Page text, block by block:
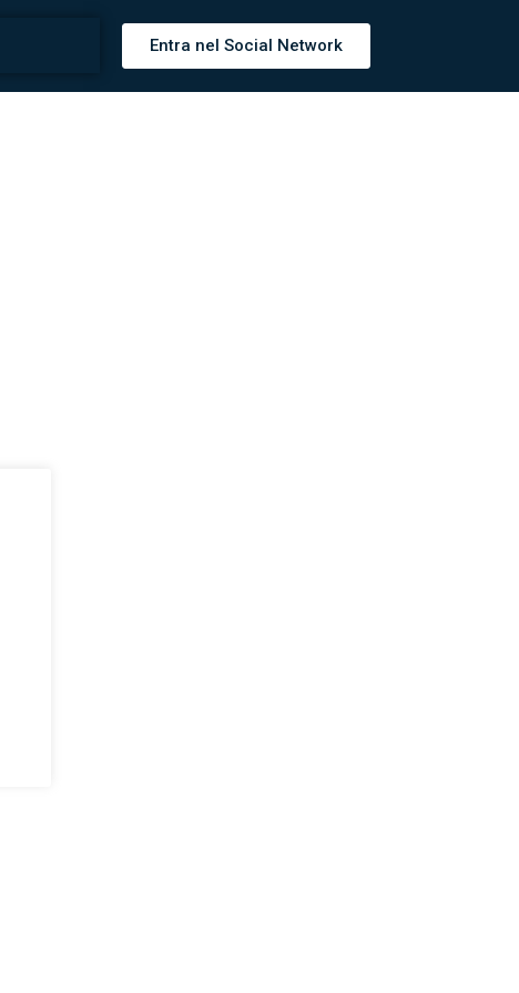
Entra nel Social Network